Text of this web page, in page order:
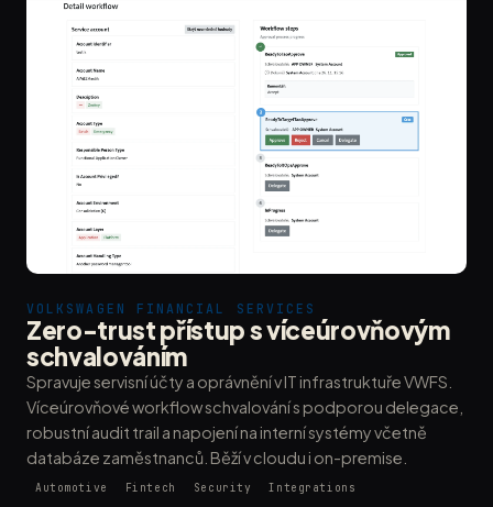
VOLKSWAGEN FINANCIAL SERVICES
Zero-trust přístup s víceúrovňovým
schvalováním
Spravuje servisní účty a oprávnění v IT infrastruktuře VWFS.
Víceúrovňové workflow schvalování s podporou delegace,
robustní audit trail a napojení na interní systémy včetně
databáze zaměstnanců. Běží v cloudu i on-premise.
Automotive Fintech Security Integrations